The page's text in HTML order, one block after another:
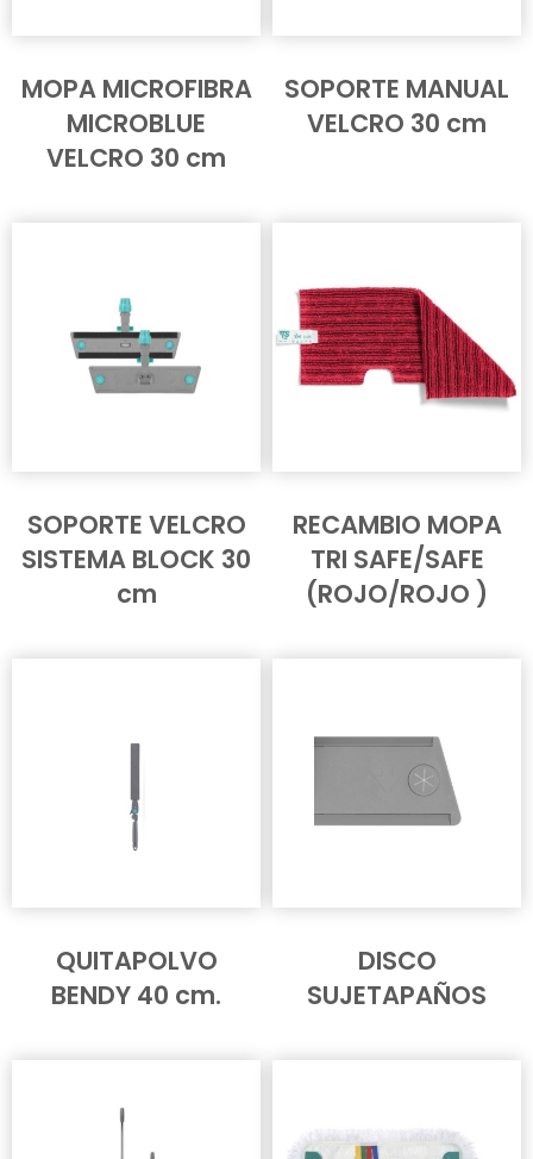
MOPA MICROFIBRA
MICROBLUE
VELCRO 30 cm
SOPORTE MANUAL
VELCRO 30 cm
SOPORTE VELCRO
SISTEMA BLOCK 30
cm
RECAMBIO MOPA
TRI SAFE/SAFE
(ROJO/ROJO )
QUITAPOLVO
BENDY 40 cm.
DISCO
SUJETAPAÑOS